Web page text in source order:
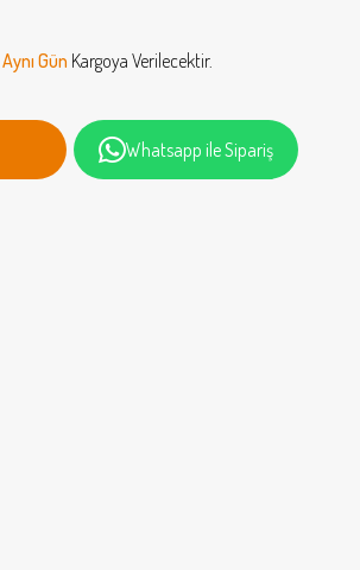
Aynı Gün Kargoya Verilecektir.
Whatsapp ile Sipariş